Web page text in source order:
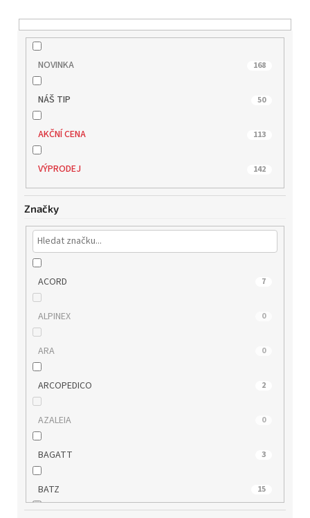
NOVINKA 168
NÁŠ TIP 50
AKČNÍ CENA 113
VÝPRODEJ 142
Značky
ACORD 7
ALPINEX 0
ARA 0
ARCOPEDICO 2
AZALEIA 0
BAGATT 3
BATZ 15